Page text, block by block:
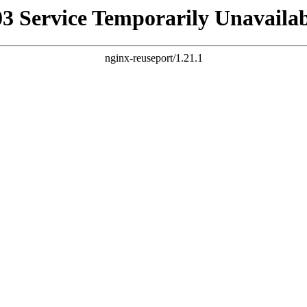
Service Temporarily
nginx-reuseport/1.21.1